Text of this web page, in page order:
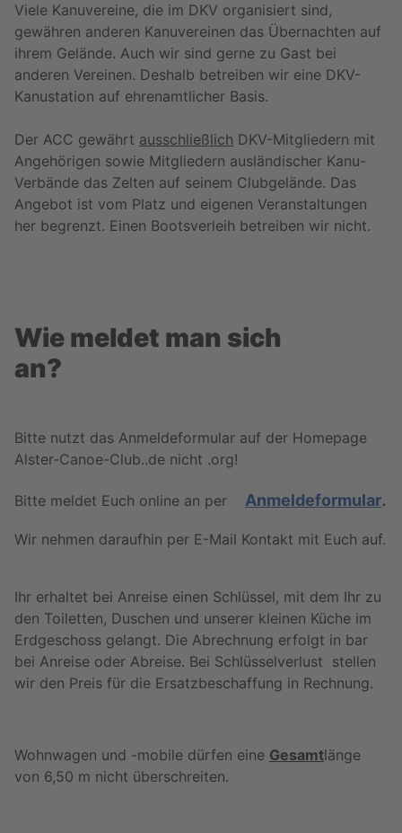
Viele Kanuvereine, die im DKV organisiert sind,
gewähren anderen Kanuvereinen das Übernachten auf
ihrem Gelände. Auch wir sind gerne zu Gast bei
anderen Vereinen. Deshalb betreiben wir eine DKV-
Kanustation auf ehrenamtlicher Basis.
Der ACC gewährt ausschließlich DKV-Mitgliedern mit
Angehörigen sowie Mitgliedern ausländischer Kanu-
Verbände das Zelten auf seinem Clubgelände. Das
Angebot ist vom Platz und eigenen Veranstaltungen
her begrenzt. Einen Bootsverleih betreiben wir nicht.
Wie meldet man sich
an?
Bitte nutzt das Anmeldeformular auf der Homepage
Alster-Canoe-Club..de nicht .org!
Bitte meldet Euch online an per Anmeldeformular.
Wir nehmen daraufhin per E-Mail Kontakt mit Euch auf.
Ihr erhaltet bei Anreise einen Schlüssel, mit dem Ihr zu
den Toiletten, Duschen und unserer kleinen Küche im
Erdgeschoss gelangt. Die Abrechnung erfolgt in bar
bei Anreise oder Abreise. Bei Schlüsselverlust stellen
wir den Preis für die Ersatzbeschaffung in Rechnung.
Wohnwagen und -mobile dürfen eine Gesamtlänge
von 6,50 m nicht überschreiten.